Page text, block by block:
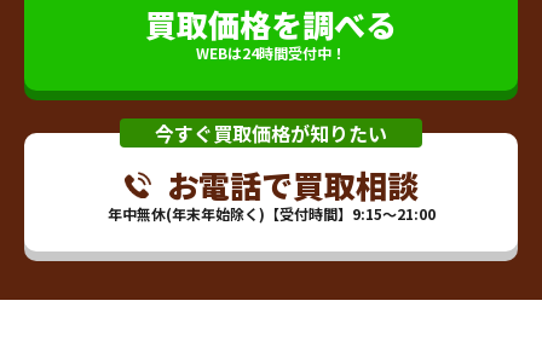
買取価格を調べる
WEBは24時間受付中！
今すぐ買取価格が知りたい
お電話で買取相談
年中無休(年末年始除く)【受付時間】9:15～21:00